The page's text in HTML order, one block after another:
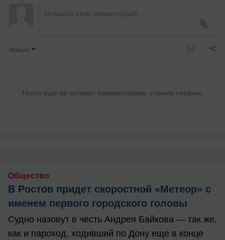
Новые
Никто ещё не оставил комментариев, станьте первым.
Общество
В Ростов придет скоростной «Метеор» с
именем первого городского головы
Судно назовут в честь Андрея Байкова — так же,
как и пароход, ходивший по Дону еще в конце